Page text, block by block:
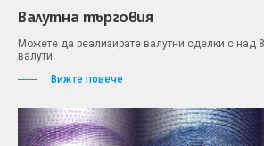
Валутна търговия
Можете да реализирате валутни сделки с над
валути.
Вижте повече